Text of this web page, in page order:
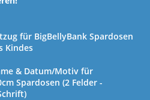
für BigBellyBank Spardosen
Kindes
& Datum/Motiv für
Spardosen (2 Felder -